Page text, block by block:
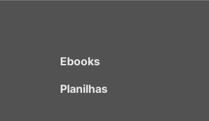
Ebooks
Planilhas